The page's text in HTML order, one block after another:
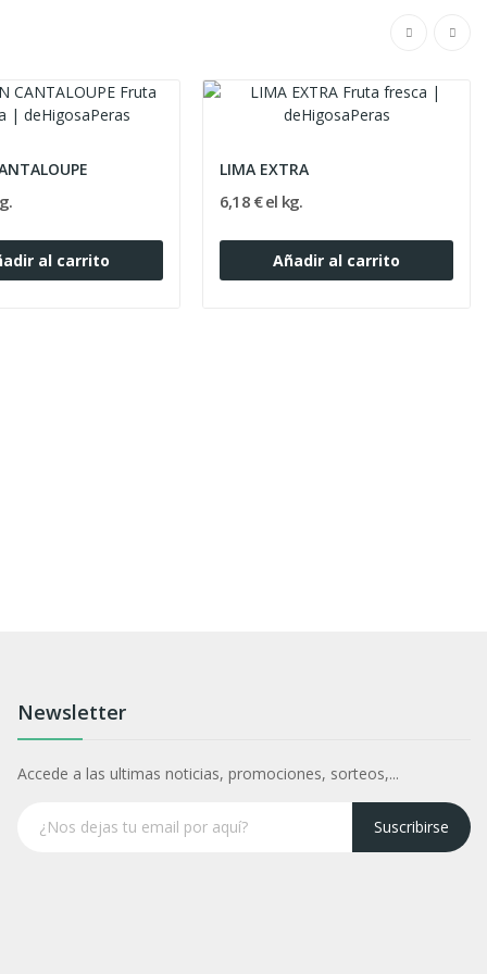
al carrito
LIMA EXTRA
6,18 € el kg.
Añadir al carrito
Newsletter
Accede a las ultimas noticias, promociones, sorteos,...
Suscribirse